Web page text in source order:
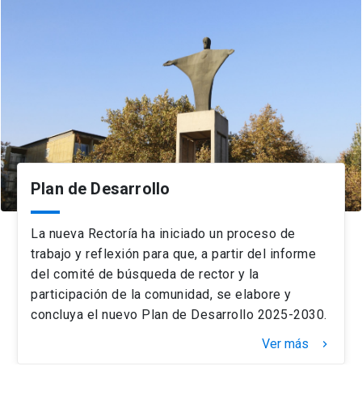
Plan de Desarrollo
La nueva Rectoría ha iniciado un proceso de
trabajo y reflexión para que, a partir del informe
del comité de búsqueda de rector y la
participación de la comunidad, se elabore y
concluya el nuevo Plan de Desarrollo 2025-2030.
Ver más
keyboard_arrow_right